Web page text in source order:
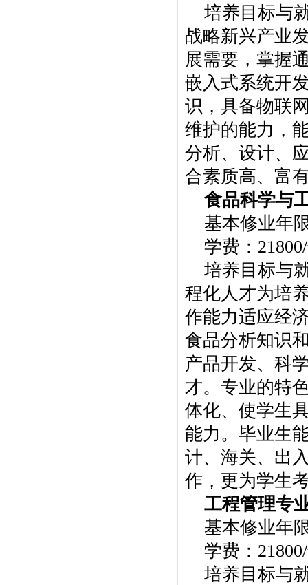
培养目标与
战略新兴产业
展需要，掌握
嵌入式系统开
识，具备物联
维护的能力，
分析、设计、
合素质高、富
食品科学与
基本修业年
学费：
培养目标与
程化人才为培
作能力适应经
食品分析知识
产品开发、科
才。专业的特
体化、使学生
能力。毕业生
计、海关、出
作，更为学生
工程管理专
基本修业年
学费：
培养目标与